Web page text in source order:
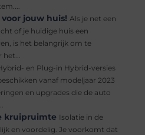
jouw huis! Als je net een
of je huidige huis een
is het belangrijk om te
het...
en Plug-in Hybrid-versies
vanaf modeljaar 2023
en upgrades die de auto
kruipruimte
Isolatie in de
en voordelig. Je voorkomt dat